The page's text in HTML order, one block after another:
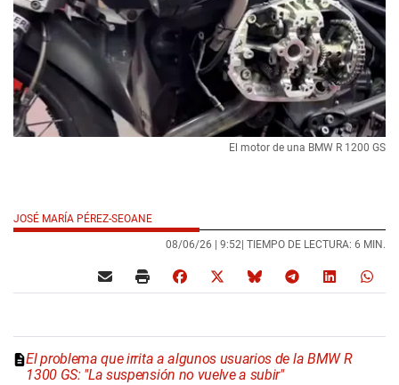
El motor de una BMW R 1200 GS
JOSÉ MARÍA PÉREZ-SEOANE
08/06/26 | 9:52 | TIEMPO DE LECTURA: 6 MIN.
El problema que irrita a algunos usuarios de la BMW R
1300 GS: "La suspensión no vuelve a subir"